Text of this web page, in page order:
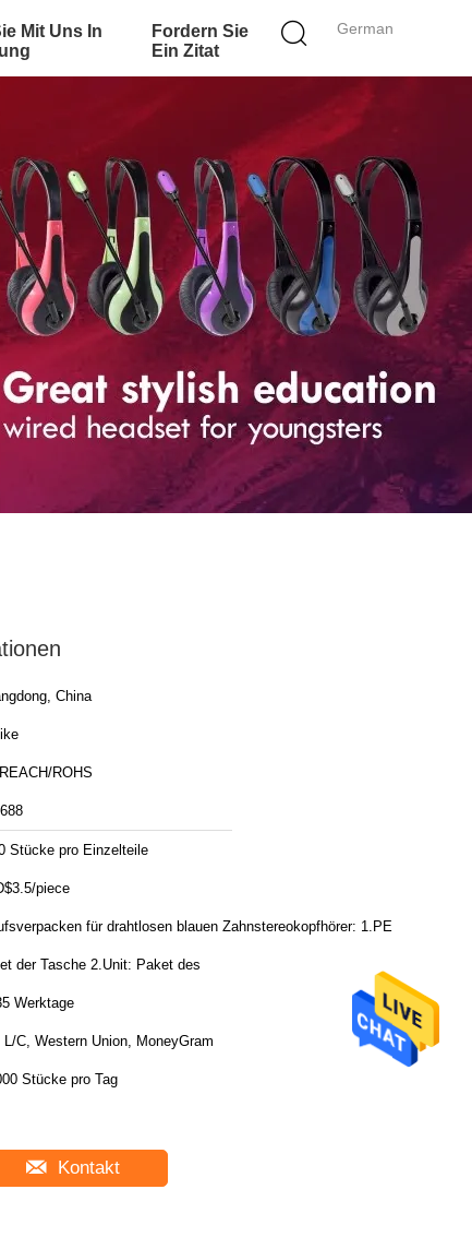
German
Mit Uns In
Fordern Sie
Ein Zitat
China
ROHS
Stücke pro Einzelteile
piece
für drahtlosen blauen Zahnstereokopfhörer: 1.PE
der Tasche 2.Unit: Paket des
Werktage
L/C, Western Union, MoneyGram
Stücke pro Tag
Kontakt